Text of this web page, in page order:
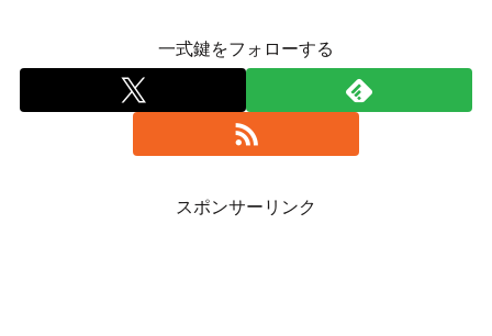
一式鍵をフォローする
スポンサーリンク